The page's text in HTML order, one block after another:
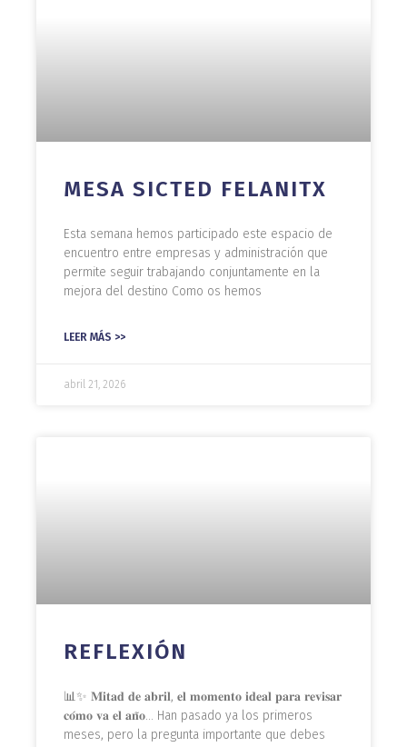
MESA SICTED FELANITX
Esta semana hemos participado este espacio de
encuentro entre empresas y administración que
permite seguir trabajando conjuntamente en la
mejora del destino Como os hemos
LEER MÁS >>
abril 21, 2026
REFLEXIÓN
📊✨ 𝐌𝐢𝐭𝐚𝐝 𝐝𝐞 𝐚𝐛𝐫𝐢𝐥, 𝐞𝐥 𝐦𝐨𝐦𝐞𝐧𝐭𝐨 𝐢𝐝𝐞𝐚𝐥 𝐩𝐚𝐫𝐚 𝐫𝐞𝐯𝐢𝐬𝐚𝐫
𝐜𝐨́𝐦𝐨 𝐯𝐚 𝐞𝐥 𝐚𝐧̃𝐨… Han pasado ya los primeros
meses, pero la pregunta importante que debes